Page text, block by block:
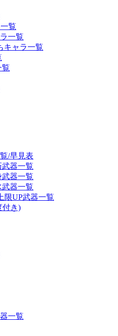
覧
一覧
キャラ一覧
覧
/早見表
器一覧
器一覧
器一覧
限UP武器一覧
付き)
一覧